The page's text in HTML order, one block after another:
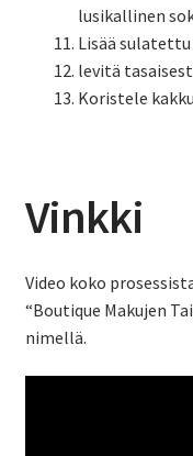
lusikallinen
Lisää
levitä
Koristele
Vinkki
Video koko
“Boutique Makujen
nimellä.